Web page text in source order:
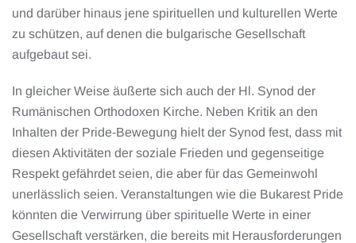
und darüber hinaus jene spirituellen und kulturellen Werte
zu schützen, auf denen die bulgarische Gesellschaft
aufgebaut sei.
In gleicher Weise äußerte sich auch der Hl. Synod der
Rumänischen Orthodoxen Kirche. Neben Kritik an den
Inhalten der Pride-Bewegung hielt der Synod fest, dass mit
diesen Aktivitäten der soziale Frieden und gegenseitige
Respekt gefährdet seien, die aber für das Gemeinwohl
unerlässlich seien. Veranstaltungen wie die Bukarest Pride
könnten die Verwirrung über spirituelle Werte in einer
Gesellschaft verstärken, die bereits mit Herausforderungen